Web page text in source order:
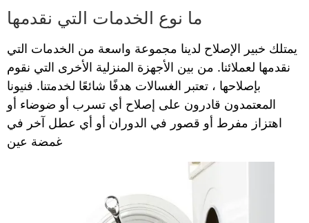
ما نوع الخدمات التي نقدمها
يمتلك خبير الإصلاح لدينا مجموعة واسعة من الخدمات التي
نقدمها لعملائنا. من بين الأجهزة المنزلية الأخرى التي نقوم
بإصلاحها ، تعتبر الغسالات هدفًا شائعًا لخدمتنا. فنيونا
المعتمدون قادرون على إصلاح أي تسرب أو ضوضاء أو
اهتزاز مفرط أو قصور في الدوران أو أي عطل آخر في
غمضة عين